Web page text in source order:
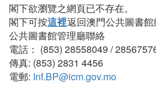
閣下欲瀏覽之網頁已不存在。
閣下可按這裡返回澳門公共圖書
公共圖書館管理廳聯絡
電話： (853) 28558049 /
傳真: (853) 2831 4456
電郵: Inf.BP@icm.gov.mo